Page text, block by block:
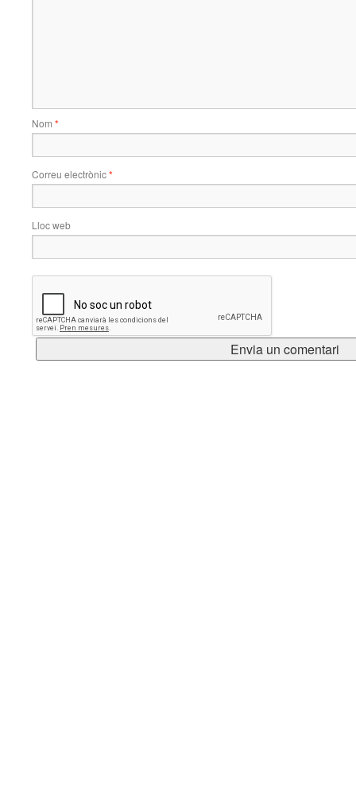
Nom *
Correu electrònic*
Lloc web